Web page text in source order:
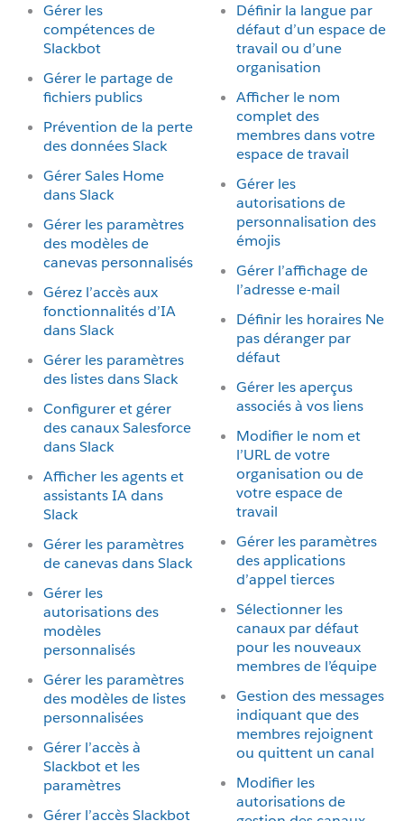
Gérer les
compétences de
Slackbot
Gérer le partage de
fichiers publics
Prévention de la perte
des données Slack
Gérer Sales Home
dans Slack
Gérer les paramètres
des modèles de
canevas personnalisés
Gérez l’accès aux
fonctionnalités d’IA
dans Slack
Gérer les paramètres
des listes dans Slack
Configurer et gérer
des canaux Salesforce
dans Slack
Afficher les agents et
assistants IA dans
Slack
Gérer les paramètres
de canevas dans Slack
Gérer les
autorisations des
modèles
personnalisés
Gérer les paramètres
des modèles de listes
personnalisées
Gérer l’accès à
Slackbot et les
paramètres
Gérer l’accès Slackbot
Définir la langue par
défaut d’un espace de
travail ou d’une
organisation
Afficher le nom
complet des
membres dans votre
espace de travail
Gérer les
autorisations de
personnalisation des
émojis
Gérer l’affichage de
l’adresse e-mail
Définir les horaires Ne
pas déranger par
défaut
Gérer les aperçus
associés à vos liens
Modifier le nom et
l’URL de votre
organisation ou de
votre espace de
travail
Gérer les paramètres
des applications
d’appel tierces
Sélectionner les
canaux par défaut
pour les nouveaux
membres de l’équipe
Gestion des messages
indiquant que des
membres rejoignent
ou quittent un canal
Modifier les
autorisations de